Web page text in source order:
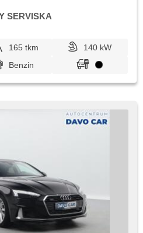
SERVISKA
165 tkm
140 kW
Benzin